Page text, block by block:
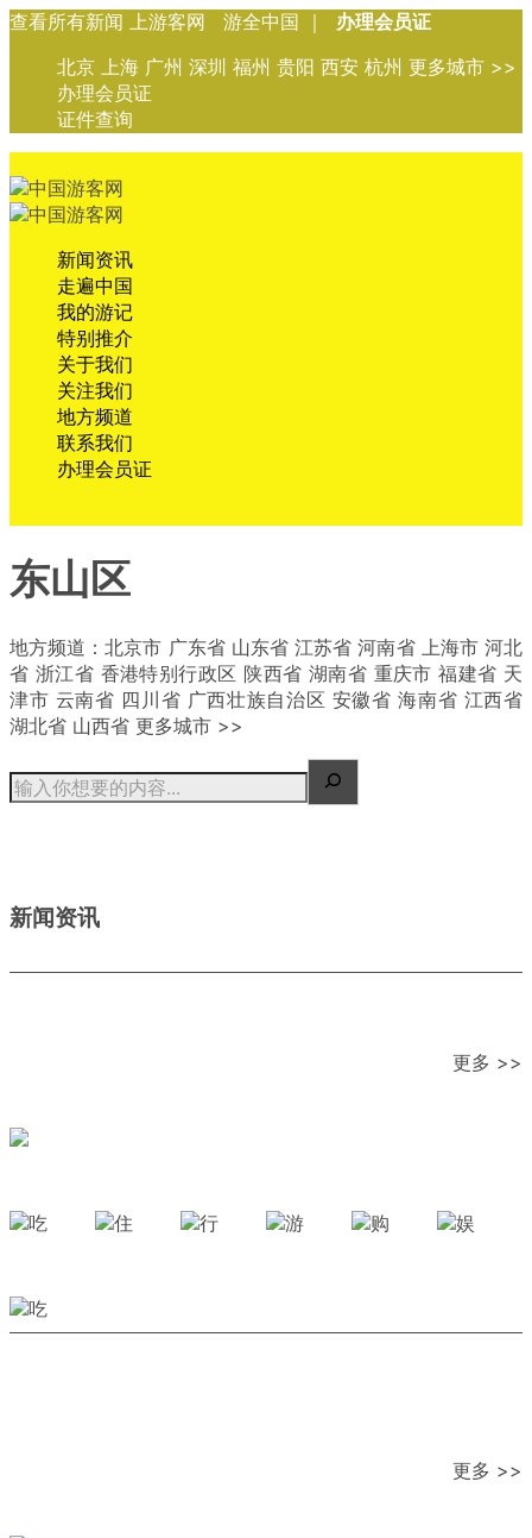
查看所有新闻 上游客网 游全中国 ｜
办理会员证
北京 上海 广州 深圳 福州 贵阳 西安 杭州 更多城市 >>
办理会员证
证件查询
新闻资讯
走遍中国
我的游记
特别推介
关于我们
关注我们
地方频道
联系我们
办理会员证
东山区
地方频道：北京市 广东省 山东省 江苏省 河南省 上海市 河北
省 浙江省 香港特别行政区 陕西省 湖南省 重庆市 福建省 天
津市 云南省 四川省 广西壮族自治区 安徽省 海南省 江西省
湖北省 山西省 更多城市 >>
新闻资讯
更多 >>
更多 >>